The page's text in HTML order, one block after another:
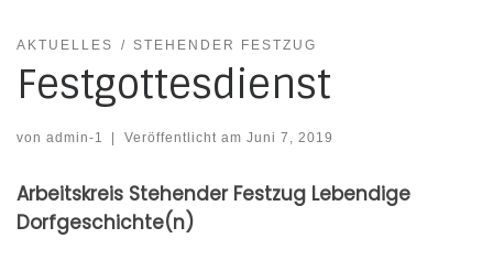
AKTUELLES STEHENDER FESTZUG
Festgottesdienst
von admin-1 Veröffentlicht am Juni 7, 2019
Arbeitskreis Stehender Festzug Lebendige
Dorfgeschichte(n)